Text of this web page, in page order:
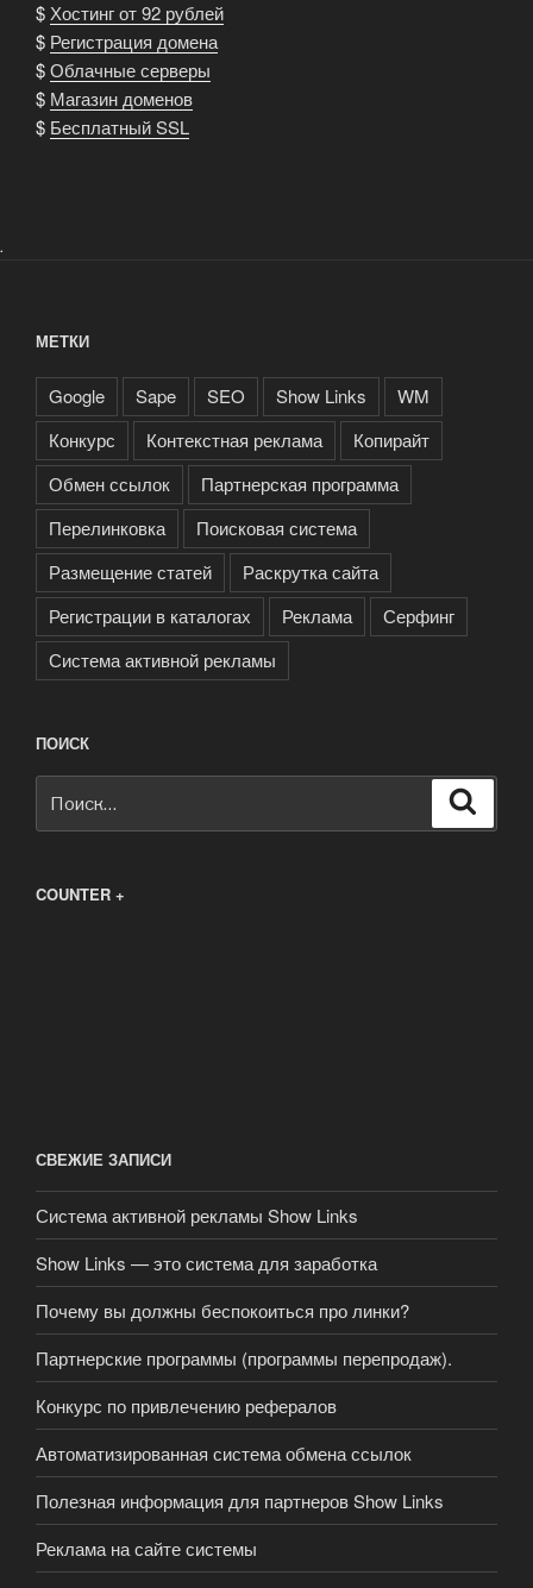
$ Хостинг от 92 рублей
$ Регистрация домена
$Облачные серверы
$ Магазин доменов
$ Бесплатный SSL
.
МЕТКИ
Google Sape SEO Show Links
WM
Конкурс
Контекстная реклама
Копирайт
Обмен ссылок
Партнерская программа
Перелинковка
Поисковая система
Размещение статей
Раскрутка сайта
Регистрации в каталогах
Реклама
Серфинг
Система активной рекламы
ПОИСК
COUNTER +
СВЕЖИЕ ЗАПИСИ
Система активной рекламы Show Links
Show Links — это система для заработка
Почему вы должны беспокоиться про линки?
Партнерские программы (программы перепродаж).
Конкурс по привлечению рефералов
Автоматизированная система обмена ссылок
Полезная информация для партнеров Show Links
Реклама на сайте системы